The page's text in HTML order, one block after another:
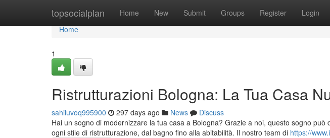
topsocialplan Home New Submit Groups Register Login
Home
Home
1
Ristrutturazioni Bologna: La Tua Casa
sahiluvoq995900 297 days ago News
Discuss
Hai un sogno di modernizzare la tua casa a Bologna? Grazie a noi, questo sogno
ogni stile di ristrutturazione, dal bagno fino alla abitabilità. Il nostro team di https://